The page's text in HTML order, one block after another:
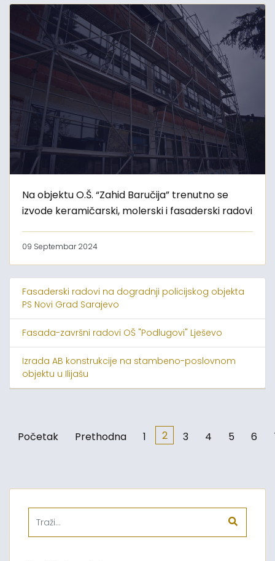
Na objektu O.Š. “Zahid Baručija” trenutno se
izvode keramičarski, molerski i fasaderski radovi
09 Septembar 2024
Fasaderski radovi na dogradnji policijskog objekta
PS Novi Grad Sarajevo
Fasada-završni radovi OŠ "Podlugovi" Lješevo
Izrada AB konstrukcije na stambeno-poslovnom
objektu u Ilijašu
Početak Prethodna 1 2 3 4 5 6